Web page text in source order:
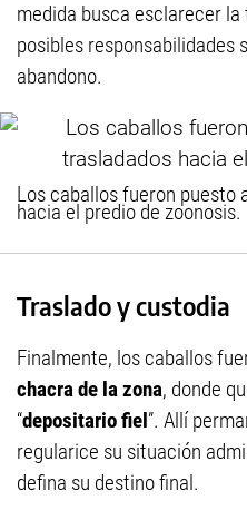
medida busca esclarecer
posibles responsabilidades
abandono.
Los caballos fueron puesto
hacia el predio de zoonosis.
Traslado y custodia
Finalmente, los caballos
chacra de la zona, donde
“depositario fiel”. Allí
regularice su situación
defina su destino final.